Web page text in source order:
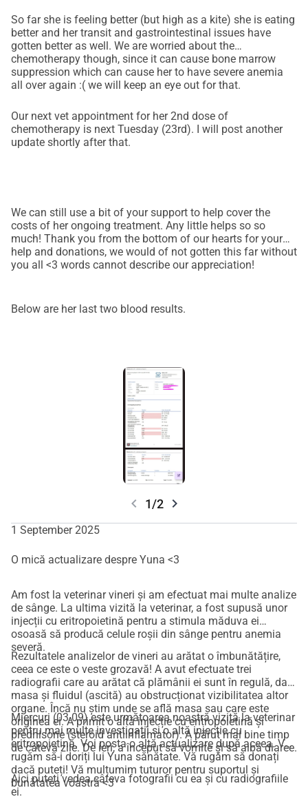
So far she is feeling better (but high as a kite) she is eating
better and her transit and gastrointestinal issues have
gotten better as well. We are worried about the
chemotherapy though, since it can cause bone marrow
suppression which can cause her to have severe anemia
all over again :( we will keep an eye out for that.
Our next vet appointment for her 2nd dose of
chemotherapy is next Tuesday (23rd). I will post another
update shortly after that.
We can still use a bit of your support to help cover the
costs of her ongoing treatment. Any little helps so so
much! Thank you from the bottom of our hearts for your
help and donations, we would of not gotten this far without
you all <3 words cannot describe our appreciation!
Below are her last two blood results.
chevron_left 1/2 chevron_right
1 September 2025
O mică actualizare despre Yuna <3
Am fost la veterinar vineri și am efectuat mai multe analize
de sânge. La ultima vizită la veterinar, a fost supusă unor
injecții cu eritropoietină pentru a stimula măduva ei
osoasă să producă celule roșii din sânge pentru anemia
severă.
Rezultatele analizelor de vineri au arătat o îmbunătățire,
ceea ce este o veste grozavă! A avut efectuate trei
radiografii care au arătat că plămânii ei sunt în regulă, dar
masa și fluidul (ascită) au obstrucționat vizibilitatea altor
organe. Încă nu știm unde se află masa sau care este
originea ei. A primit o altă injecție cu eritropoietină și
prednisone (steroid antiinflamator). A părut mai bine timp
de câteva zile. De ieri, a început să vomite și să aibă diaree.
Miercuri (03.09) este următoarea noastră vizită la veterinar
pentru mai multe investigații și o altă injecție cu
eritropoietină. Voi posta o altă actualizare după aceea. Vă
rugăm să-i doriți lui Yuna sănătate. Vă rugăm să donați
dacă puteți! Vă mulțumim tuturor pentru suportul și
bunătatea voastră <3
Aici puteți vedea câteva fotografii cu ea și cu radiografiile
ei.